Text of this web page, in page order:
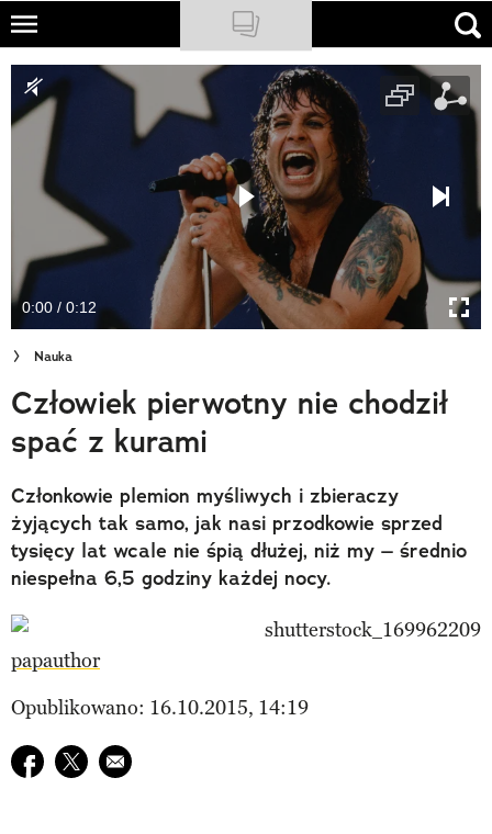
Skip
main
content
NATIONAL GEOGRAPHIC
TRAVELER
PODCASTY
Newsletter
Cuda Polski
Wielki Konkurs Fotograficzny
Trendbook Podróżniczy
Polecane
0:00 / 0:12
Nauka
Człowiek pierwotny nie chodził
spać z kurami
Członkowie plemion myśliwych i zbieraczy
żyjących tak samo, jak nasi przodkowie sprzed
tysięcy lat wcale nie śpią dłużej, niż my – średnio
niespełna 6,5 godziny każdej nocy.
papauthor
Opublikowano: 16.10.2015, 14:19
Udostępnij na facebook
Udostępnij na twitter
E-mail do przyjaciela